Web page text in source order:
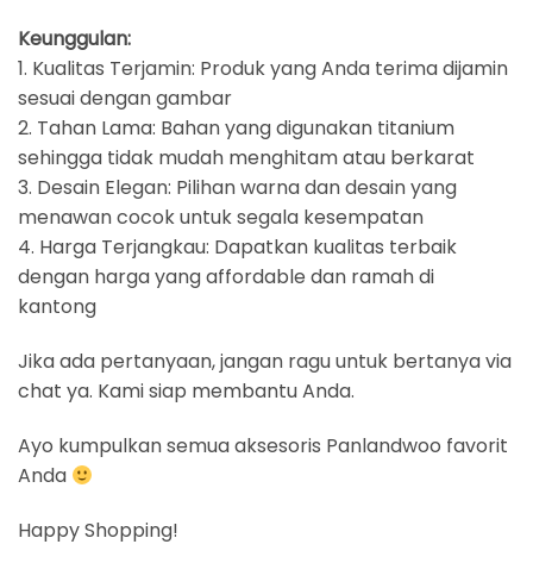
Keunggulan:
1. Kualitas Terjamin: Produk yang Anda terima dijamin
sesuai dengan gambar
2. Tahan Lama: Bahan yang digunakan titanium
sehingga tidak mudah menghitam atau berkarat
3. Desain Elegan: Pilihan warna dan desain yang
menawan cocok untuk segala kesempatan
4. Harga Terjangkau: Dapatkan kualitas terbaik
dengan harga yang affordable dan ramah di
kantong
Jika ada pertanyaan, jangan ragu untuk bertanya via
chat ya. Kami siap membantu Anda.
Ayo kumpulkan semua aksesoris Panlandwoo favorit
Anda
Happy Shopping!